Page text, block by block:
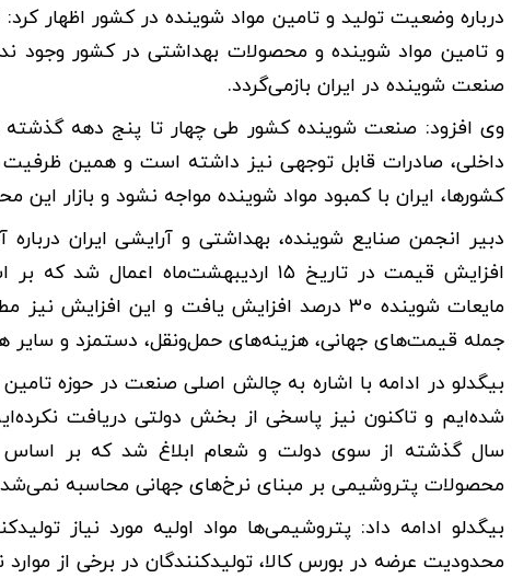
درباره وضعیت تولید و تامین مواد شوینده در کشور اظهار
و تامین مواد شوینده و محصولات بهداشتی در کشور وجود
صنعت شوینده در ایران بازمی‌گردد.
وی افزود: صنعت شوینده کشور طی چهار تا پنج دهه گذشته
داخلی، صادرات قابل توجهی نیز داشته است و همین
کشورها، ایران با کمبود مواد شوینده مواجه نشود و بازار این
دبیر انجمن صنایع شوینده، بهداشتی و آرایشی ایران
مایعات شوینده ۳۰ درصد افزایش یافت و این
جمله قیمت‌های جهانی، هزینه‌های حمل‌ونقل، دستمزد و
بیگدلو در ادامه با اشاره به چالش اصلی صنعت در حوزه
محصولات پتروشیمی بر مبنای نرخ‌های جهانی محاسبه
بیگدلو ادامه داد: پتروشیمی‌ها مواد اولیه مورد نیاز
محدودیت عرضه در بورس کالا، تولیدکنندگان در برخی از موارد